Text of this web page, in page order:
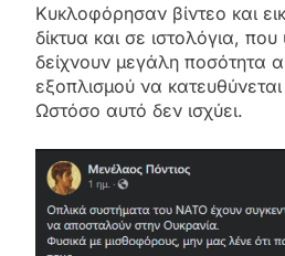
Κυκλοφόρησαν βίντεο και
δίκτυα και σε ιστολόγια,
δείχνουν μεγάλη ποσότητα
εξοπλισμού να
Ωστόσο αυτό δεν ισχύει.